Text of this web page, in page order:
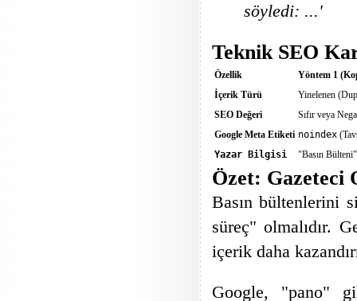
söyledi: ...'
Teknik SEO
Özellik
Yöntem 1
İçerik Türü
Yinelenen
SEO Değeri
Sıfır veya
Google Meta Etiketi noindex
Yazar Bilgisi
"Basın
Özet: Gazeteci
Basın bültenlerini
süreç" olmalıdır.
içerik daha
Google, "pano"